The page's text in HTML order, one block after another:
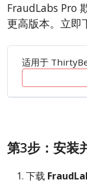
FraudLabs Pro
更高版本。立即
适用于
第3步：安装
下载